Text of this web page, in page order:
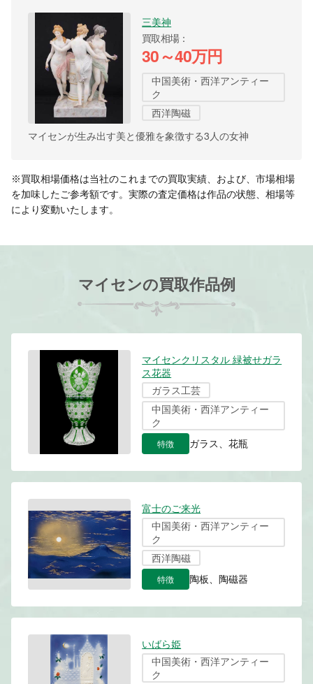
三美神
買取相場
30～40万円
中国美術・西洋アンティー
ク
西洋陶磁
マイセンが生み出す美と優雅を象徴する3人の女神
※買取相場価格は当社のこれまでの買取実績、および、市場相場
を加味したご参考額です。実際の査定価格は作品の状態、相場等
により変動いたします。
マイセンの買取作品例
マイセンクリスタル 緑被せガラ
ス花器
ガラス工芸
中国美術・西洋アンティー
ク
特徴 ガラス、花瓶
富士のご来光
中国美術・西洋アンティー
ク
西洋陶磁
特徴 陶板、陶磁器
いばら姫
中国美術・西洋アンティー
ク